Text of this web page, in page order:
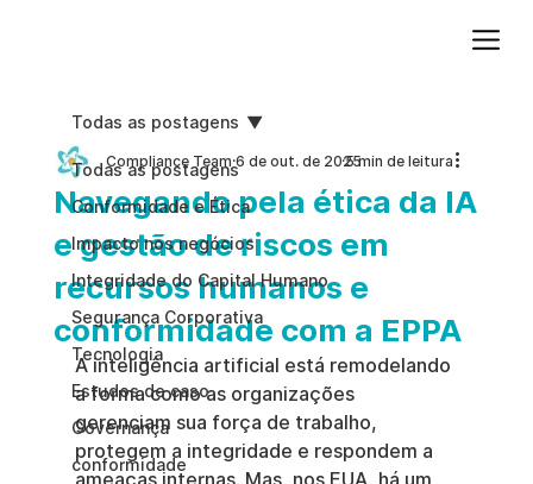
Todas as postagens
Conformidade e Ética
Impacto nos negócios
Integridade do Capital Humano
Segurança Corporativa
Tecnologia
Estudos de caso
Governança
conformidade
Todas as postagens
Navegando pela ética da IA
e gestão de riscos em
recursos humanos e
conformidade com a EPPA
Compliance Team 6 de out. de 20255 min de leitura
A inteligência artificial está remodelando
a forma como as organizações
gerenciam sua força de trabalho,
protegem a integridade e respondem a